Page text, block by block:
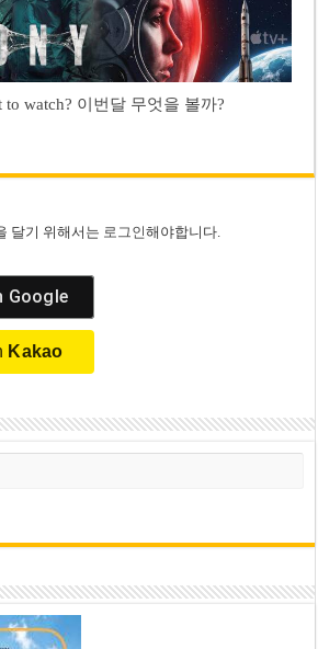
to watch? 이번달 무엇을 볼까?
달기 위해서는 로그인해야합니다.
Google
Kakao